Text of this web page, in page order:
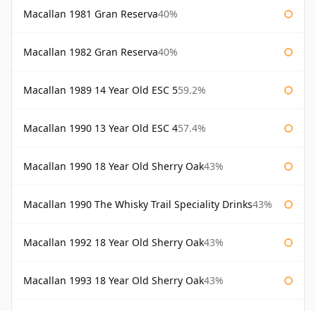
Macallan 1981 Gran Reserva40%
Macallan 1982 Gran Reserva40%
Macallan 1989 14 Year Old ESC 559.2%
Macallan 1990 13 Year Old ESC 457.4%
Macallan 1990 18 Year Old Sherry Oak43%
Macallan 1990 The Whisky Trail Speciality Drinks43%
Macallan 1992 18 Year Old Sherry Oak43%
Macallan 1993 18 Year Old Sherry Oak43%